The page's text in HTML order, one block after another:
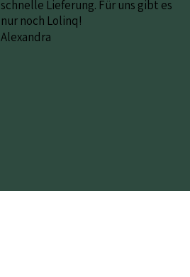
schnelle Lieferung. Für uns gibt es
nur noch Lolinq!
Alexandra